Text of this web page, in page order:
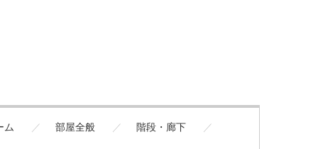
ム 部屋全般 階段・廊下